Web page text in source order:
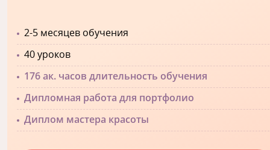
2-5 месяцев обучения
40 уроков
176 ак. часов длительность обучения
Дипломная работа для портфолио
Диплом мастера красоты